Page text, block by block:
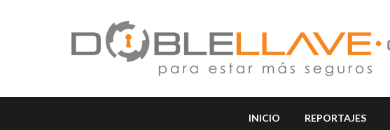
INICIO REPORTAJES